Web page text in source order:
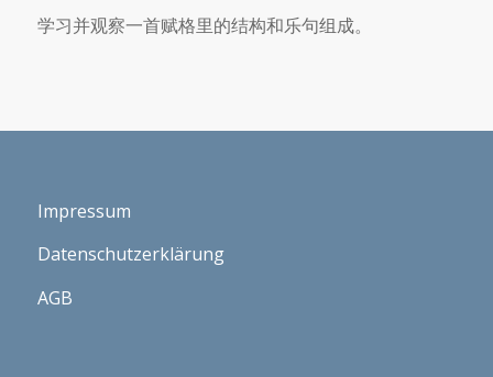
学习并观察一首赋格里的结构和乐句组成。
Impressum
Datenschutzerklärung
AGB